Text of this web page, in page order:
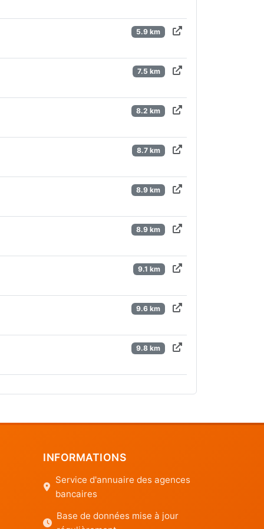
5.9 km
7.5 km
8.2 km
8.7 km
8.9 km
8.9 km
9.1 km
9.6 km
9.8 km
INFORMATIONS
Service d'annuaire des agences
bancaires
Base de données mise à jour